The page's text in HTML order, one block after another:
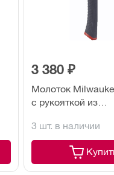
3 380 ₽
Молоток
с рукояткой из
3 шт. в наличии